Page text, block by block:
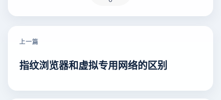
上一篇
指纹浏览器和虚拟专用网络的区别